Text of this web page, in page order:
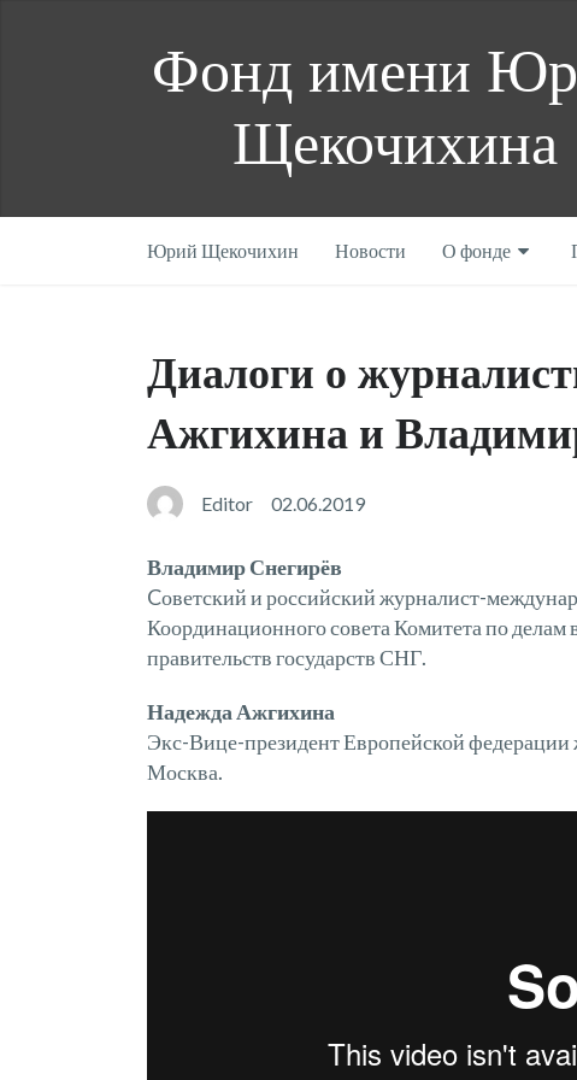
Фонд имени
Щекочихина
Юрий Щекочихин Новости О фонде
Диалоги о
Ажгихина и
Editor 02.06.2019
Владимир Снегирёв
Cоветский и российский журналист-
Координационного совета Комитета по
правительств государств СНГ.
Надежда Ажгихина
Экс-Вице-президент Европейской
Москва.